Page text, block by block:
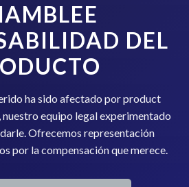
DEL
ha sido afectado por product
equipo legal experimentado
Ofrecemos representación
por la compensación que merece.